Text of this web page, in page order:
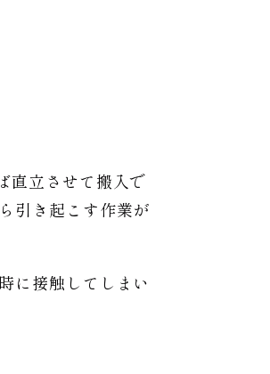
直立させて搬入で
引き起こす作業が
に接触してしまい